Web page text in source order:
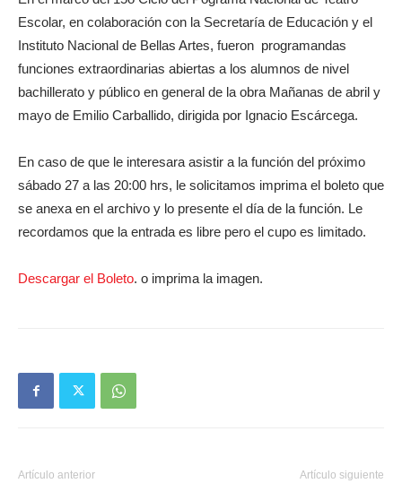
Escolar, en colaboración con la Secretaría de Educación y el
Instituto Nacional de Bellas Artes, fueron programandas
funciones extraordinarias abiertas a los alumnos de nivel
bachillerato y público en general de la obra Mañanas de abril y
mayo de Emilio Carballido, dirigida por Ignacio Escárcega.
En caso de que le interesara asistir a la función del próximo
sábado 27 a las 20:00 hrs, le solicitamos imprima el boleto que
se anexa en el archivo y lo presente el día de la función. Le
recordamos que la entrada es libre pero el cupo es limitado.
Descargar el Boleto. o imprima la imagen.
Artículo anterior Artículo siguiente